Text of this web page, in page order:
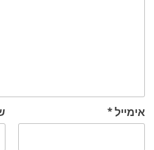
אימייל*